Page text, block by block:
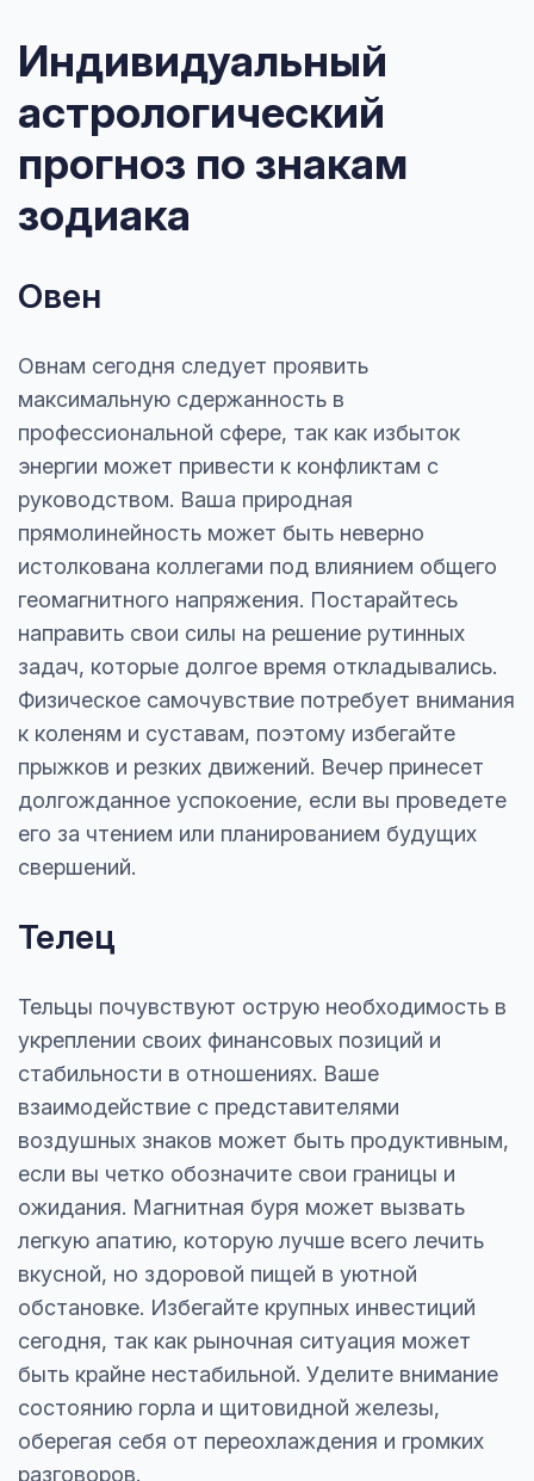
Индивидуальный
астрологический
прогноз по знакам
зодиака
Овен
Овнам сегодня следует проявить
максимальную сдержанность в
профессиональной сфере, так как избыток
энергии может привести к конфликтам с
руководством. Ваша природная
прямолинейность может быть неверно
истолкована коллегами под влиянием общего
геомагнитного напряжения. Постарайтесь
направить свои силы на решение рутинных
задач, которые долгое время откладывались.
Физическое самочувствие потребует внимания
к коленям и суставам, поэтому избегайте
прыжков и резких движений. Вечер принесет
долгожданное успокоение, если вы проведете
его за чтением или планированием будущих
свершений.
Телец
Тельцы почувствуют острую необходимость в
укреплении своих финансовых позиций и
стабильности в отношениях. Ваше
взаимодействие с представителями
воздушных знаков может быть продуктивным,
если вы четко обозначите свои границы и
ожидания. Магнитная буря может вызвать
легкую апатию, которую лучше всего лечить
вкусной, но здоровой пищей в уютной
обстановке. Избегайте крупных инвестиций
сегодня, так как рыночная ситуация может
быть крайне нестабильной. Уделите внимание
состоянию горла и щитовидной железы,
оберегая себя от переохлаждения и громких
разговоров.